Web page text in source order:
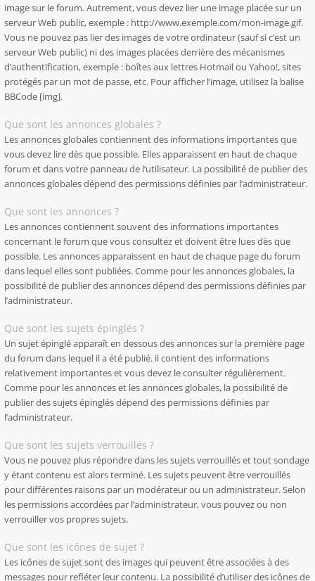
image sur le forum. Autrement, vous devez lier une image placée sur un
serveur Web public, exemple : http://www.exemple.com/mon-image.gif.
Vous ne pouvez pas lier des images de votre ordinateur (sauf si c’est un
serveur Web public) ni des images placées derrière des mécanismes
d’authentification, exemple : boîtes aux lettres Hotmail ou Yahoo!, sites
protégés par un mot de passe, etc. Pour afficher l’image, utilisez la balise
BBCode [img].
Que sont les annonces globales ?
Les annonces globales contiennent des informations importantes que
vous devez lire dès que possible. Elles apparaissent en haut de chaque
forum et dans votre panneau de l’utilisateur. La possibilité de publier des
annonces globales dépend des permissions définies par l’administrateur.
Que sont les annonces ?
Les annonces contiennent souvent des informations importantes
concernant le forum que vous consultez et doivent être lues dès que
possible. Les annonces apparaissent en haut de chaque page du forum
dans lequel elles sont publiées. Comme pour les annonces globales, la
possibilité de publier des annonces dépend des permissions définies par
l’administrateur.
Que sont les sujets épinglés ?
Un sujet épinglé apparaît en dessous des annonces sur la première page
du forum dans lequel il a été publié. il contient des informations
relativement importantes et vous devez le consulter régulièrement.
Comme pour les annonces et les annonces globales, la possibilité de
publier des sujets épinglés dépend des permissions définies par
l’administrateur.
Que sont les sujets verrouillés ?
Vous ne pouvez plus répondre dans les sujets verrouillés et tout sondage
y étant contenu est alors terminé. Les sujets peuvent être verrouillés
pour différentes raisons par un modérateur ou un administrateur. Selon
les permissions accordées par l’administrateur, vous pouvez ou non
verrouiller vos propres sujets.
Que sont les icônes de sujet ?
Les icônes de sujet sont des images qui peuvent être associées à des
messages pour refléter leur contenu. La possibilité d’utiliser des icônes de